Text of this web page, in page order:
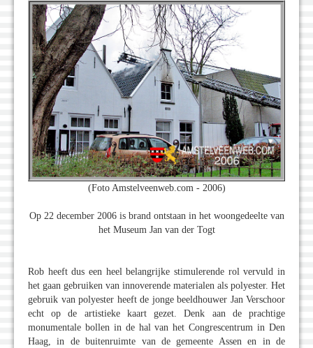
(Foto Amstelveenweb.com - 2006)
Op 22 december 2006 is brand ontstaan in het woongedeelte van
het Museum Jan van der Togt
Rob heeft dus een heel belangrijke stimulerende rol vervuld in
het gaan gebruiken van innoverende materialen als polyester. Het
gebruik van polyester heeft de jonge beeldhouwer Jan Verschoor
echt op de artistieke kaart gezet. Denk aan de prachtige
monumentale bollen in de hal van het Congrescentrum in Den
Haag, in de buitenruimte van de gemeente Assen en in de